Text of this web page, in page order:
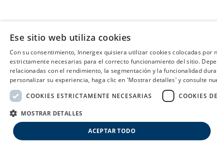
Ese sitio web utiliza cookies
Con su consentimiento, Innergex quisiera utilizar cookies colocadas
estrictamente necesarias para el correcto funcionamiento del sitio.
relacionadas con el rendimiento, la segmentación y la funcionalidad
personalizar su experiencia, haga clic en 'Mostrar detalles' y consulte
COOKIES ESTRICTAMENTE NECESARIAS
COOKIES
MOSTRAR DETALLES
ACEPTAR TODO